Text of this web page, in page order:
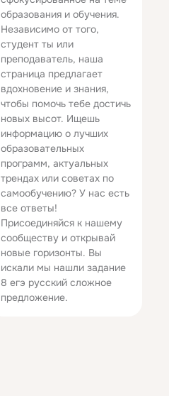
образования и обучения.
Независимо от того,
студент ты или
преподаватель, наша
страница предлагает
вдохновение и знания,
чтобы помочь тебе достичь
новых высот. Ищешь
информацию о лучших
образовательных
программ, актуальных
трендах или советах по
самообучению? У нас есть
все ответы!
Присоединяйся к нашему
сообществу и открывай
новые горизонты. Вы
искали мы нашли задание
8 егэ русский сложное
предложение.
08:39
Демо вариант ЕГЭ 2016 г. ИНФОРМАТИКА и ИКТ. Задача №26. Задание №1! (русские субтитры)